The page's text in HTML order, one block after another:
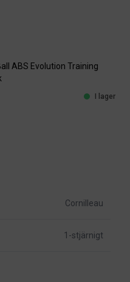
ABS Evolution Training
I lager
Cornilleau
1-stjärnigt